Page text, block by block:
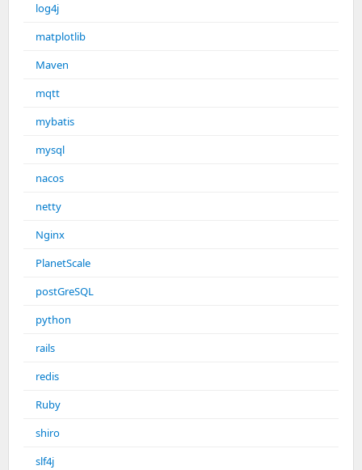
log4j
matplotlib
Maven
mqtt
mybatis
mysql
nacos
netty
Nginx
PlanetScale
postGreSQL
python
rails
redis
Ruby
shiro
slf4j